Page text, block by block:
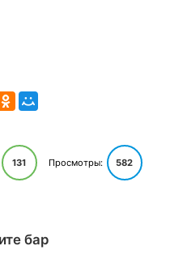
131 Просмотры: 582
бар